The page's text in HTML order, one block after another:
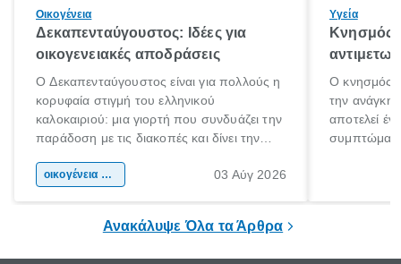
Οικογένεια
Δεκαπενταύγουστος: Ιδέες για
οικογενειακές αποδράσεις
Ο Δεκαπενταύγουστος είναι για πολλούς η
κορυφαία στιγμή του ελληνικού
καλοκαιριού: μια γιορτή που συνδυάζει την
παράδοση με τις διακοπές και δίνει την
χώρας. Είτε πρόκειται για λίγες μέρες
οικογένεια & παιδί 03 Αύγ 2026
Υγεία
Κνησμός:
Ο κνησμός
την ανάγκη
αποτελεί
Ανακάλυψε Όλα τα Άρθρα